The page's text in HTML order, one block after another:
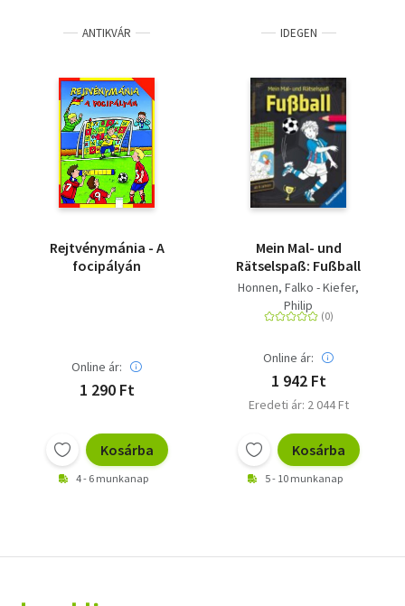
ANTIKVÁR
Rejtvénymánia - A
focipályán
Online ár:
1 290 Ft
Kosárba
4 - 6 munkanap
IDEGEN
Mein Mal- und
Rätselspaß: Fußball
Honnen, Falko - Kiefer,
Philip
Online ár:
1 942 Ft
Eredeti ár: 2 044 Ft
Kosárba
5 - 10 munkanap